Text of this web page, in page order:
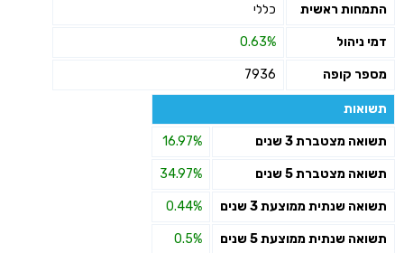
התמחות ראשית כללי
דמי ניהול 0.63%
מספר קופה 7936
תשואות
תשואה מצטברת 3 שנים 16.97%
תשואה מצטברת 5 שנים 34.97%
תשואה שנתית ממוצעת 3 שנים 0.44%
תשואה שנתית ממוצעת 5 שנים 0.5%